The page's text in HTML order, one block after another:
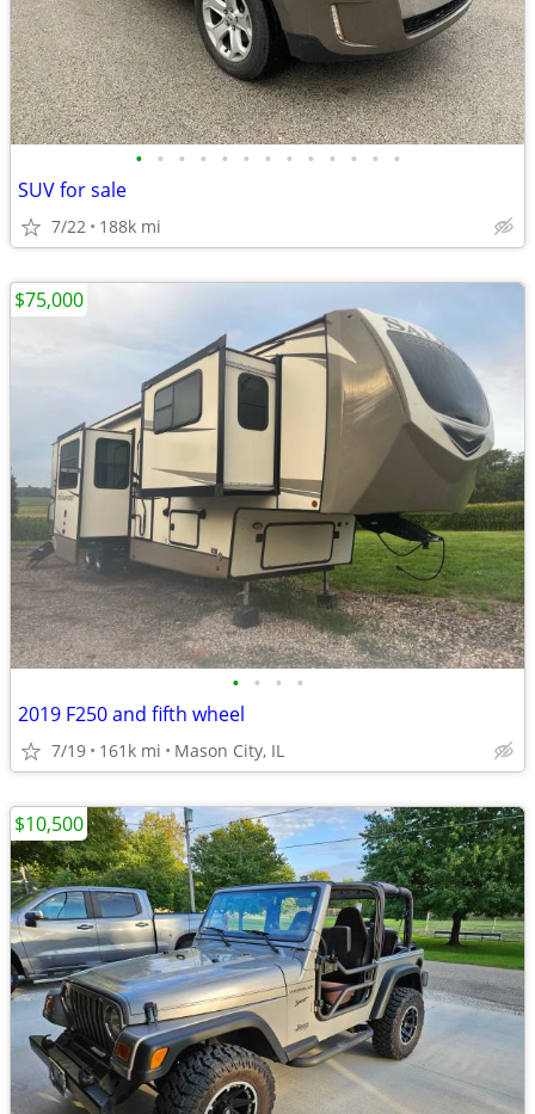
• • • • • • • • • • • • •
SUV for sale
7/22 188k mi
• • • •
2019 F250 and fifth wheel
7/19 161k mi Mason City, IL
$75,000
$10,500